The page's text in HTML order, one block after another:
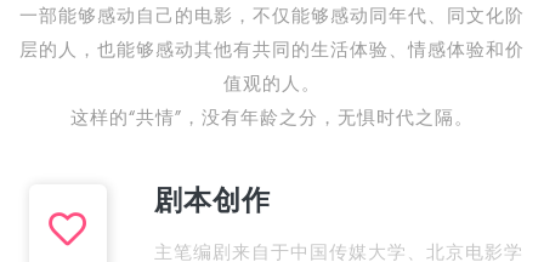
一部能够感动自己的电影，不仅能够感动同年代、同文化阶
层的人，也能够感动其他有共同的生活体验、情感体验和价
值观的人。
这样的“共情”，没有年龄之分，无惧时代之隔。
剧本创作
主笔编剧来自于中国传媒大学、北京电影学